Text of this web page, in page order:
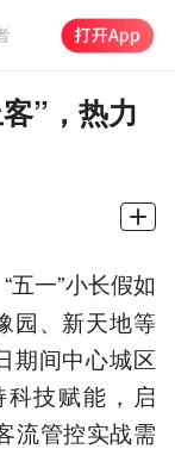
”，热力
一”小长假如
园、新天地等
期间中心城区
技赋能，启
流管控实战需